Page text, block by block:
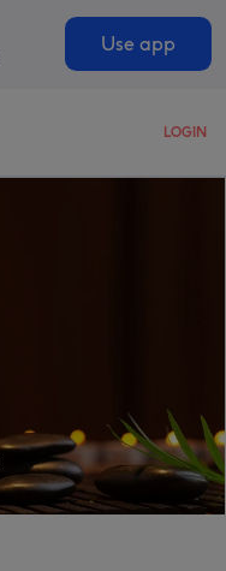
Use app
LOGIN